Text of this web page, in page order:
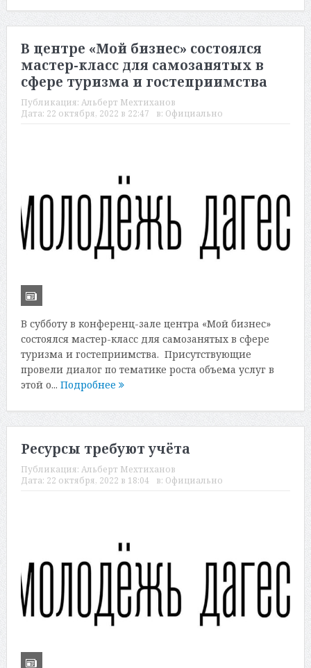
В центре «Мой бизнес» состоялся
мастер-класс для самозанятых в
сфере туризма и гостеприимства
Публикация: Альберт Мехтиханов
Дата: 22 октября, 2022 в 22:47 в: Официально
В субботу в конференц-зале центра «Мой бизнес»
состоялся мастер-класс для самозанятых в сфере
туризма и гостеприимства. Присутствующие
провели диалог по тематике роста объема услуг в
этой о... Подробнее
Ресурсы требуют учёта
Публикация: Альберт Мехтиханов
Дата: 22 октября, 2022 в 18:04 в: Официально